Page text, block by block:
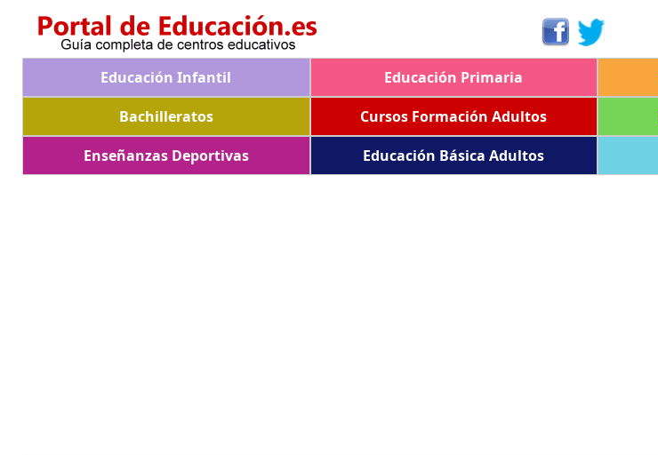
Educación Infantil Educación Primaria
Bachilleratos
Cursos Formación Adultos
Enseñanzas Deportivas
Educación Básica Adultos